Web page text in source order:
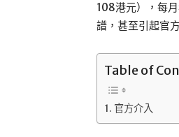
108港元），每
譜，甚至引起官
Table of
官方介入